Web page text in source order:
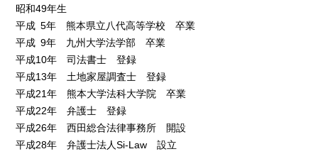
昭和49年生
平成 5年 熊本県立八代高等学校 卒業
平成 9年 九州大学法学部 卒業
平成10年 司法書士 登録
平成13年 土地家屋調査士 登録
平成21年 熊本大学法科大学院 卒業
平成22年 弁護士 登録
平成26年 西田総合法律事務所 開設
平成28年 弁護士法人Si-Law 設立